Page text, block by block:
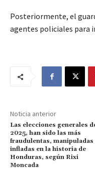
Posteriormente, el
agentes policiales para
Noticia anterior
Las elecciones generales
2025, han sido las más
fraudulentas, manipuladas
infladas en la historia de
Honduras, según Rixi
Moncada